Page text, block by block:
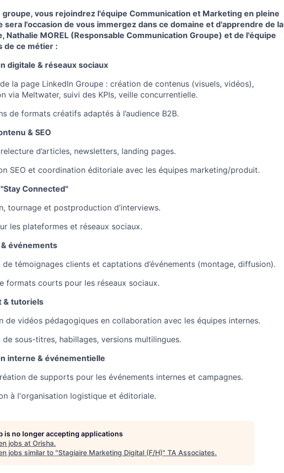
groupe, vous rejoindrez l'équipe Communication et Marketing en pleine
sera l'occasion de vous immergez dans ce domaine et d'apprendre de la
Nathalie MOREL (Responsable Communication Groupe) et de l'équipe
de ce métier :
digitale & réseaux sociaux
la page LinkedIn Groupe : création de contenus (visuels, vidéos),
via Meltwater, suivi des KPIs, veille concurrentielle.
de formats créatifs adaptés à l’audience B2B.
& SEO
d’articles, newsletters, landing pages.
SEO et coordination éditoriale avec les équipes marketing/produit.
Connected"
tournage et postproduction d’interviews.
les plateformes et réseaux sociaux.
événements
de témoignages clients et captations d’événements (montage, diffusion).
formats courts pour les réseaux sociaux.
& tutoriels
de vidéos pédagogiques en collaboration avec les équipes internes.
de sous-titres, habillages, versions multilingues.
interne & événementielle
de supports pour les événements internes et campagnes.
à l'organisation logistique et éditoriale.
is no longer accepting applications
jobs at Orisha.
jobs similar to "Stagiaire Marketing Digital (F/H)" TA Associates.